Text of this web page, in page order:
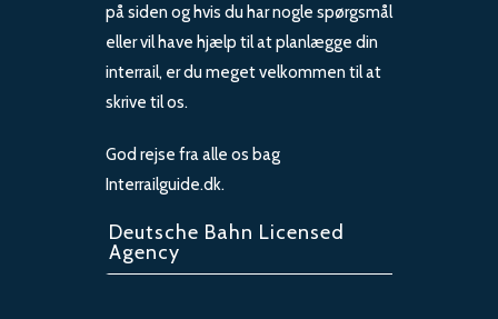
på siden og hvis du har nogle spørgsmål
eller vil have hjælp til at planlægge din
interrail, er du meget velkommen til at
skrive til os.
God rejse fra alle os bag
Interrailguide.dk.
Deutsche Bahn Licensed
Agency